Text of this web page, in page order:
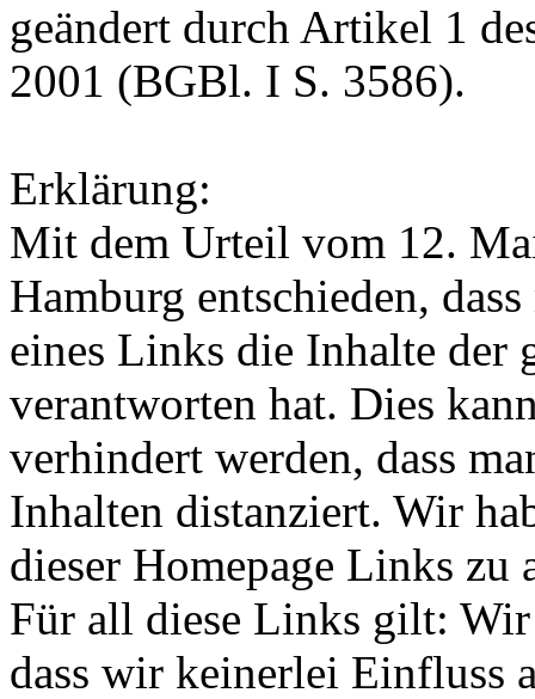
geändert durch Artikel 1
2001 (BGBl. I S. 3586).
Erklärung:
Mit dem Urteil vom 12.
Hamburg entschieden,
eines Links die Inhalte der
verantworten hat. Dies
verhindert werden, dass
Inhalten distanziert. Wir
dieser Homepage Links zu
Für all diese Links gilt:
dass wir keinerlei Einfluss